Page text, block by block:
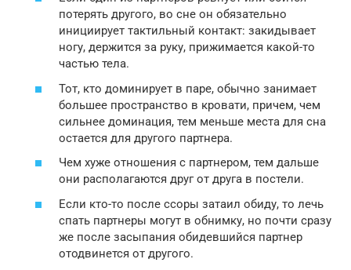
потерять другого, во сне он обязательно
инициирует тактильный контакт: закидывает
ногу, держится за руку, прижимается какой-то
частью тела.
Тот, кто доминирует в паре, обычно занимает
большее пространство в кровати, причем, чем
сильнее доминация, тем меньше места для сна
остается для другого партнера.
Чем хуже отношения с партнером, тем дальше
они располагаются друг от друга в постели.
Если кто-то после ссоры затаил обиду, то лечь
спать партнеры могут в обнимку, но почти сразу
же после засыпания обидевшийся партнер
отодвинется от другого.